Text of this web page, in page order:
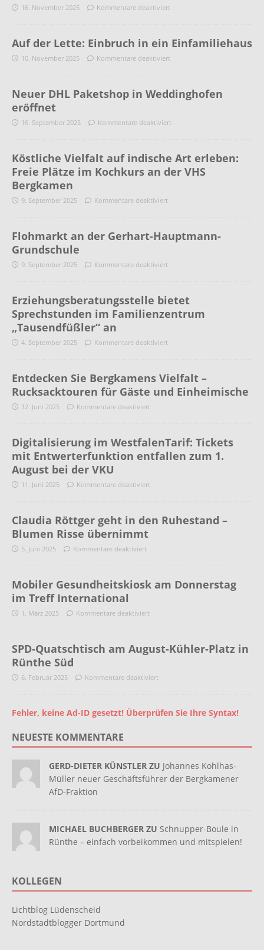
16. November 2025 Kommentare deaktiviert
Auf der Lette: Einbruch in ein Einfamiliehaus
10. November 2025 Kommentare deaktiviert
Neuer DHL Paketshop in Weddinghofen
eröffnet
16. September 2025 Kommentare deaktiviert
Köstliche Vielfalt auf indische Art erleben:
Freie Plätze im Kochkurs an der VHS
Bergkamen
9. September 2025 Kommentare deaktiviert
Flohmarkt an der Gerhart-Hauptmann-
Grundschule
9. September 2025 Kommentare deaktiviert
Erziehungsberatungsstelle bietet
Sprechstunden im Familienzentrum
„Tausendfüßler“ an
4. September 2025 Kommentare deaktiviert
Entdecken Sie Bergkamens Vielfalt –
Rucksacktouren für Gäste und Einheimische
12. Juni 2025 Kommentare deaktiviert
Digitalisierung im WestfalenTarif: Tickets
mit Entwerterfunktion entfallen zum 1.
August bei der VKU
11. Juni 2025 Kommentare deaktiviert
Claudia Röttger geht in den Ruhestand –
Blumen Risse übernimmt
5. Juni 2025 Kommentare deaktiviert
Mobiler Gesundheitskiosk am Donnerstag
im Treff International
1. März 2025 Kommentare deaktiviert
SPD-Quatschtisch am August-Kühler-Platz in
Rünthe Süd
6. Februar 2025 Kommentare deaktiviert
Fehler, keine Ad-ID gesetzt! Überprüfen Sie Ihre Syntax!
NEUESTE KOMMENTARE
GERD-DIETER KÜNSTLER ZU Johannes Kohlhas-
Müller neuer Geschäftsführer der Bergkamener
AfD-Fraktion
MICHAEL BUCHBERGER ZU Schnupper-Boule in
Rünthe – einfach vorbeikommen und mitspielen!
KOLLEGEN
Lichtblog Lüdenscheid
Nordstadtblogger Dortmund